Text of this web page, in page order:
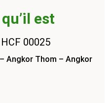
est
HCF 00025
Angkor Thom – Angkor